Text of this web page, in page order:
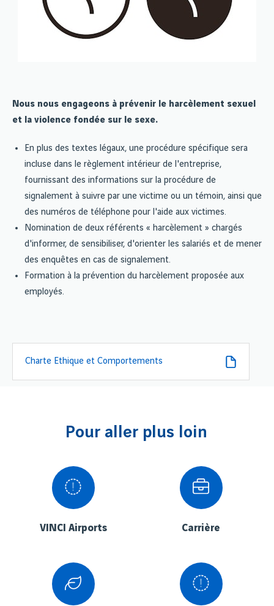
Nous nous engageons à prévenir le harcèlement sexuel
et la violence fondée sur le sexe.
En plus des textes légaux, une procédure spécifique sera
incluse dans le règlement intérieur de l'entreprise,
fournissant des informations sur la procédure de
signalement à suivre par une victime ou un témoin, ainsi que
des numéros de téléphone pour l'aide aux victimes.
Nomination de deux référents « harcèlement » chargés
d'informer, de sensibiliser, d'orienter les salariés et de mener
des enquêtes en cas de signalement.
Formation à la prévention du harcèlement proposée aux
employés.
Charte Ethique et Comportements
Pour aller plus loin
VINCI Airports Carrière